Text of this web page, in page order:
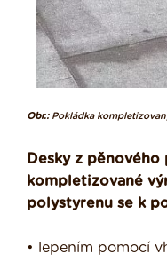
Obr.:Pokládka
Desky z
kompletizované
poly­styrenu se k
• lepením pomocí